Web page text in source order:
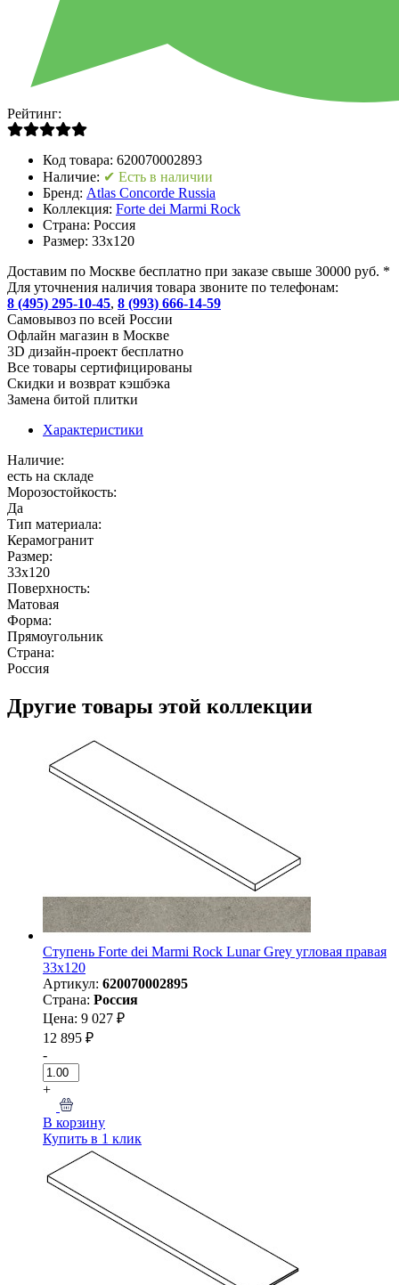
Рейтинг:
Код товара: 620070002893
Наличие: ✔ Есть в наличии
Бренд: Atlas Concorde Russia
Коллекция: Forte dei Marmi Rock
Страна: Россия
Размер: 33x120
Доставим по Москве бесплатно при заказе свыше 30000 руб. *
Для уточнения наличия товара звоните по телефонам:
8 (495) 295-10-45, 8 (993) 666-14-59
Cамовывоз по всей России
Офлайн магазин в Москве
3D дизайн-проект бесплатно
Все товары сертифицированы
Скидки и возврат кэшбэка
Замена битой плитки
Характеристики
Наличие:
есть на складе
Морозостойкость:
Да
Тип материала:
Керамогранит
Размер:
33x120
Поверхность:
Матовая
Форма:
Прямоугольник
Страна:
Россия
Другие товары этой коллекции
Ступень Forte dei Marmi Rock Lunar Grey угловая правая
33x120
Артикул: 620070002895
Страна: Россия
Цена: 9 027 ₽
12 895 ₽
-
+
В корзину
Купить в 1 клик